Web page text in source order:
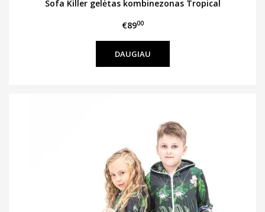
Sofa Killer gelėtas kombinezonas Tropical
€8900
DAUGIAU